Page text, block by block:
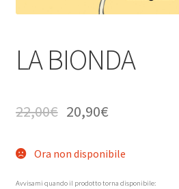
LA BIONDA
22,00€ 20,90€
Ora non disponibile
Avvisami quando il prodotto torna disponibile: